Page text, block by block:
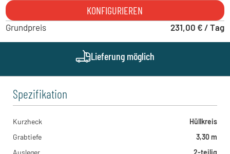
Kreitz & Ostermann - Herne
Friedrich der Große 1, 44628 - Herne , DE
Hans-Warner Niederzier
KONFIGURIEREN
Grundpreis 231,00 € / Tag
Lieferung möglich
Spezifikation
Kurzheck
Hüllkreis
Grabtiefe
3,30 m
Ausleger
2-teilig